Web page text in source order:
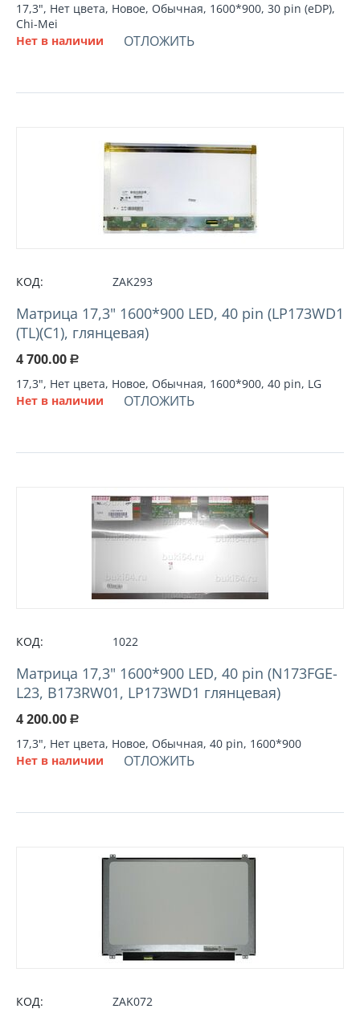
17,3", Нет цвета, Новое, Обычная, 1600*900, 30 pin (eDP),
Chi-Mei
Нет в наличии
ОТЛОЖИТЬ
КОД: ZAK293
Матрица 17,3" 1600*900 LED, 40 pin (LP173WD1
(TL)(C1), глянцевая)
4 700.00 Р
17,3", Нет цвета, Новое, Обычная, 1600*900, 40 pin, LG
Нет в наличии
ОТЛОЖИТЬ
КОД: 1022
Матрица 17,3" 1600*900 LED, 40 pin (N173FGE-
L23, B173RW01, LP173WD1 глянцевая)
4 200.00 Р
17,3", Нет цвета, Новое, Обычная, 40 pin, 1600*900
Нет в наличии
ОТЛОЖИТЬ
КОД: ZAK072